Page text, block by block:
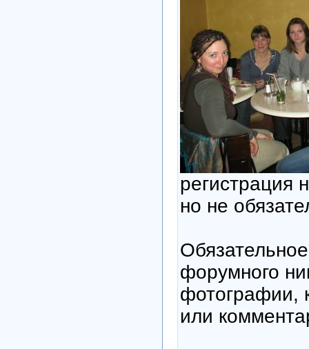
регистрация
но не
форумного
фотографии,
или